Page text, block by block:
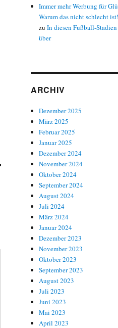
Immer mehr Werbung für
Warum das nicht schlecht
zuIn diesen Fußball-
über
ARCHIV
Dezember 2025
März 2025
Februar 2025
Januar 2025
Dezember 2024
November 2024
Oktober 2024
September 2024
August 2024
Juli 2024
März 2024
Januar 2024
Dezember 2023
November 2023
Oktober 2023
September 2023
August 2023
Juli 2023
Juni 2023
Mai 2023
April 2023